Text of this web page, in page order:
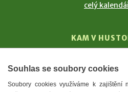
celý
KAM V
T. G.
Souhlas se soubory cookies
Soubory cookies využíváme k zajištění